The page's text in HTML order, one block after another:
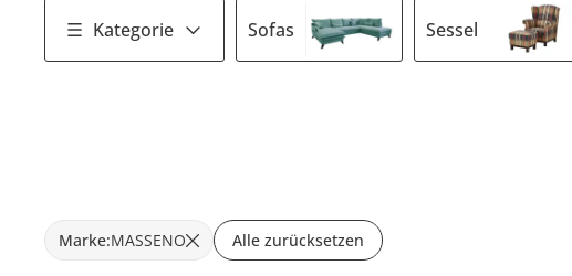
Kategorie Sofas Sessel
Marke:MASSENO Alle zurücksetzen